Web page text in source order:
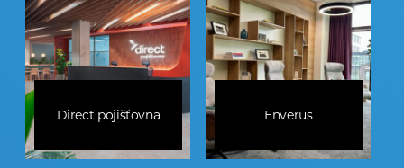
Direct pojišťovna Enverus